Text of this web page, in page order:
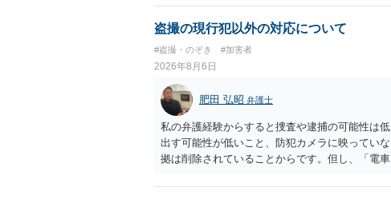
でいえば、任意取り調べの場合、ＩＣレコーダ
ます。
盗撮の現行犯以外の対応について
#盗撮・のぞき #加害者
2026年8月6日
肥田 弘昭 弁護士
私の弁護経験からすると捜査や逮捕の可能性は
出す可能性が低いこと、防犯カメラに映ってい
拠は削除されていることからです。但し、「電
査段階では性的姿態等撮影罪の被疑事実で逮捕